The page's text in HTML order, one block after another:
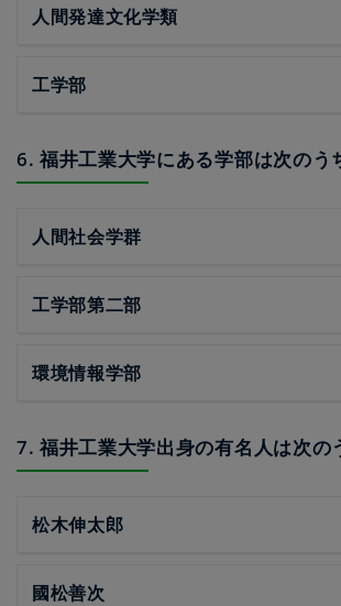
人間発達文化学類
工学部
6. 福井工業大学にある学部は次のう
人間社会学群
工学部第二部
環境情報学部
7. 福井工業大学出身の有名人は次の
松木伸太郎
國松善次